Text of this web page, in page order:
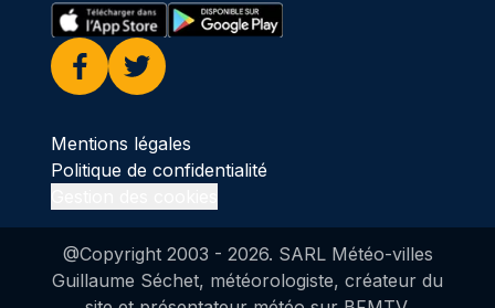
Facebook
Twitter
Mentions légales
Politique de confidentialité
@Copyright 2003 - 2026. SARL Météo-villes
Guillaume Séchet, météorologiste, créateur du